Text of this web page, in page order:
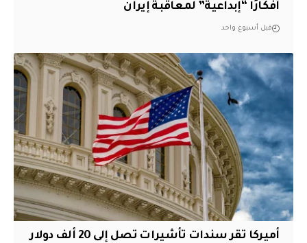
أفكارًا “إبداعية” لمعاقبة إيران
قبل أسبوع واحد
أميركا تقر سندات تأشيرات تصل إلى 20 ألف دولار